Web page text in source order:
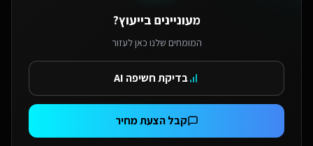
מעוניינים בייעוץ?
המומחים שלנו כאן לעזור
בדיקת חשיפה AI
קבל הצעת מחיר